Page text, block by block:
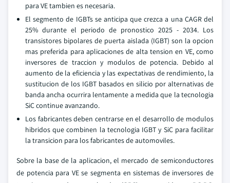
para VE tambien es necesaria.
El segmento de IGBTs se anticipa que crezca a una CAGR del
25% durante el periodo de pronostico 2025 - 2034. Los
transistores bipolares de puerta aislada (IGBT) son la opcion
mas preferida para aplicaciones de alta tension en VE, como
inversores de traccion y modulos de potencia. Debido al
aumento de la eficiencia y las expectativas de rendimiento, la
sustitucion de los IGBT basados en silicio por alternativas de
banda ancha ocurrira lentamente a medida que la tecnologia
SiC continue avanzando.
Los fabricantes deben centrarse en el desarrollo de modulos
hibridos que combinen la tecnologia IGBT y SiC para facilitar
la transicion para los fabricantes de automoviles.
Sobre la base de la aplicacion, el mercado de semiconductores
de potencia para VE se segmenta en sistemas de inversores de